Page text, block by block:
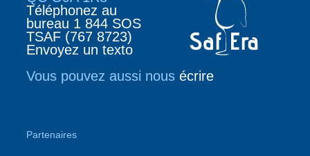
Téléphonez au
bureau 1 844 SOS
TSAF (767 8723)
Envoyez un texto
Vous pouvez aussi nousécrire
Partenaires